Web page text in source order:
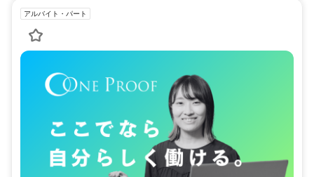
アルバイト・パート